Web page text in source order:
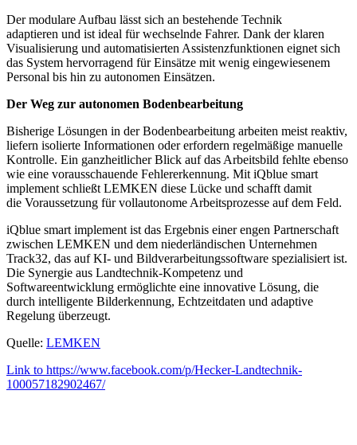
Der modulare Aufbau lässt sich an bestehende Technik
adaptieren und ist ideal für wechselnde Fahrer. Dank der klaren
Visualisierung und automatisierten Assistenzfunktionen eignet sich
das System hervorragend für Einsätze mit wenig eingewiesenem
Personal bis hin zu autonomen Einsätzen.
Der Weg zur autonomen Bodenbearbeitung
Bisherige Lösungen in der Bodenbearbeitung arbeiten meist reaktiv,
liefern isolierte Informationen oder erfordern regelmäßige manuelle
Kontrolle. Ein ganzheitlicher Blick auf das Arbeitsbild fehlte ebenso
wie eine vorausschauende Fehlererkennung. Mit iQblue smart
implement schließt LEMKEN diese Lücke und schafft damit
die Voraussetzung für vollautonome Arbeitsprozesse auf dem Feld.
iQblue smart implement ist das Ergebnis einer engen Partnerschaft
zwischen LEMKEN und dem niederländischen Unternehmen
Track32, das auf KI- und Bildverarbeitungssoftware spezialisiert ist.
Die Synergie aus Landtechnik-Kompetenz und
Softwareentwicklung ermöglichte eine innovative Lösung, die
durch intelligente Bilderkennung, Echtzeitdaten und adaptive
Regelung überzeugt.
Quelle: LEMKEN
Link to https://www.facebook.com/p/Hecker-Landtechnik-
100057182902467/